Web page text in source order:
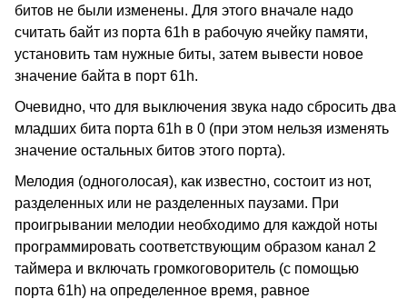
битов не были изменены. Для этого вначале надо
считать байт из порта 61h в рабочую ячейку памяти,
установить там нужные биты, затем вывести новое
значение байта в порт 61h.
Очевидно, что для выключения звука надо сбросить два
младших бита порта 61h в 0 (при этом нельзя изменять
значение остальных битов этого порта).
Мелодия (одноголосая), как известно, состоит из нот,
разделенных или не разделенных паузами. При
проигрывании мелодии необходимо для каждой ноты
программировать соответствующим образом канал 2
таймера и включать громкоговоритель (с помощью
порта 61h) на определенное время, равное